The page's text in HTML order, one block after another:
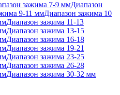
зажима 7-9 ммДиапазон
9-11 ммДиапазон зажима 10
Диапазон зажима 11-13
Диапазон зажима 13-15
Диапазон зажима 16-18
Диапазон зажима 19-21
Диапазон зажима 23-25
Диапазон зажима 26-28
Диапазон зажима 30-32 мм